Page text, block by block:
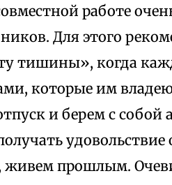
работе
Для этого
тишины», когда
которые им
и берем с
живем прошлым.